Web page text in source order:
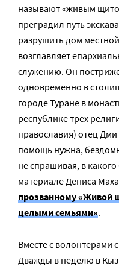
называют «живым
преградил путь
разрушить дом
возглавляет
служению. Он
одновременно в
городе Туране в
республике трех
православия) отец
помощь нужна,
не спрашивая, в какого
материале Дениса
прозванному «Живой
целыми семьями».
Вместе с волонтерами
Дважды в неделю в